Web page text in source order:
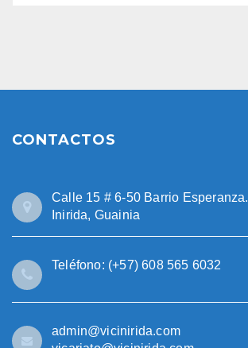
CONTACTOS
Calle 15 # 6-50 Barrio Esperanza.
Inirida, Guainia
Teléfono: (+57) 608 565 6032
admin@vicinirida.com